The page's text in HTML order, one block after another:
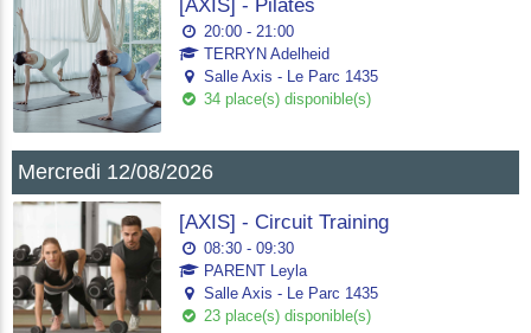
[AXIS] - Pilates
20:00 - 21:00
TERRYN Adelheid
Salle Axis - Le Parc 1435
34 place(s) disponible(s)
Mercredi 12/08/2026
[AXIS] - Circuit Training
08:30 - 09:30
PARENT Leyla
Salle Axis - Le Parc 1435
23 place(s) disponible(s)